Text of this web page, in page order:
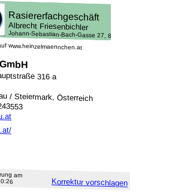
www.heinzelmaennchen.at
316 a
/ Steiermark, Österreich
am
Korrektur vor­schlagen